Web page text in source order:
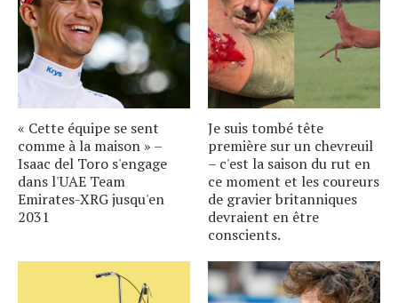
« Cette équipe se sent
comme à la maison » –
Isaac del Toro s'engage
dans l'UAE Team
Emirates-XRG jusqu'en
2031
Je suis tombé tête
première sur un chevreuil
– c'est la saison du rut en
ce moment et les coureurs
de gravier britanniques
devraient en être
conscients.